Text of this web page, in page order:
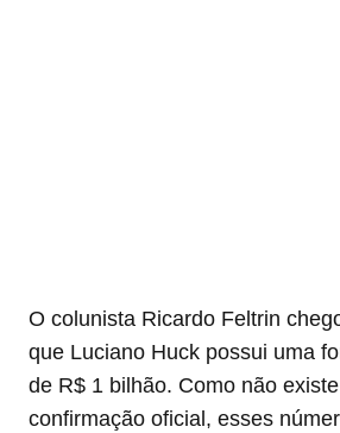
O colunista Ricardo Feltrin
que Luciano Huck possui uma
de R$ 1 bilhão. Como não
confirmação oficial, esses